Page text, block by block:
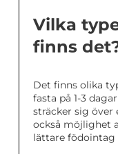
Vilka
finns
Det finns olika
fasta på 1-3
sträcker sig över
också möjlighet
lättare födointag